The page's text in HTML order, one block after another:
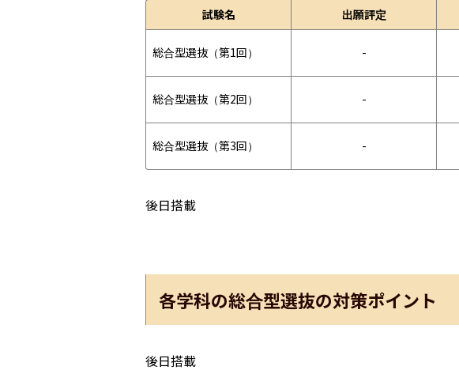
試験名 出願評定
総合型選抜（第1回） -
総合型選抜（第2回） -
総合型選抜（第3回） -
後日搭載
各学科の総合型選抜の対策ポイント
後日搭載